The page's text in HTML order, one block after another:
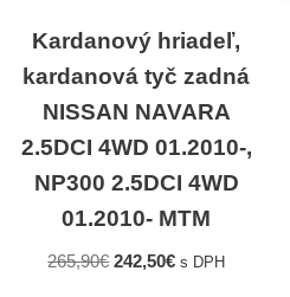
Kardanový hriadeľ,
kardanová tyč zadná
NISSAN NAVARA
2.5DCI 4WD 01.2010-,
NP300 2.5DCI 4WD
01.2010- MTM
265,90€ 242,50€ s DPH